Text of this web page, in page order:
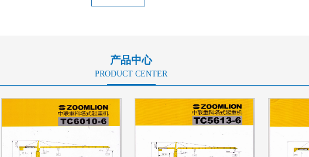
产品中心
PRODUCT CENTER